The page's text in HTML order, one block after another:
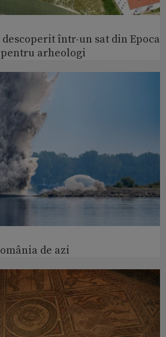
într-un sat din Epoca
arheologi
de azi